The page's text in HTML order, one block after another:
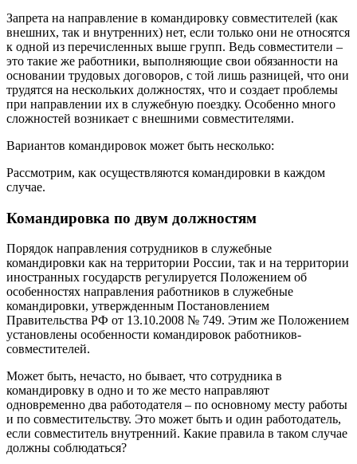
Запрета на направление в командировку совместителей (как
внешних, так и внутренних) нет, если только они не относятся
к одной из перечисленных выше групп. Ведь совместители –
это такие же работники, выполняющие свои обязанности на
основании трудовых договоров, с той лишь разницей, что они
трудятся на нескольких должностях, что и создает проблемы
при направлении их в служебную поездку. Особенно много
сложностей возникает с внешними совместителями.
Вариантов командировок может быть несколько:
Рассмотрим, как осуществляются командировки в каждом
случае.
Командировка по двум должностям
Порядок направления сотрудников в служебные
командировки как на территории России, так и на территории
иностранных государств регулируется Положением об
особенностях направления работников в служебные
командировки, утвержденным Постановлением
Правительства РФ от 13.10.2008 № 749. Этим же Положением
установлены особенности командировок работников-
совместителей.
Может быть, нечасто, но бывает, что сотрудника в
командировку в одно и то же место направляют
одновременно два работодателя – по основному месту работы
и по совместительству. Это может быть и один работодатель,
если совместитель внутренний. Какие правила в таком случае
должны соблюдаться?